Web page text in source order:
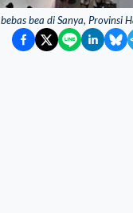
bea di Sanya,